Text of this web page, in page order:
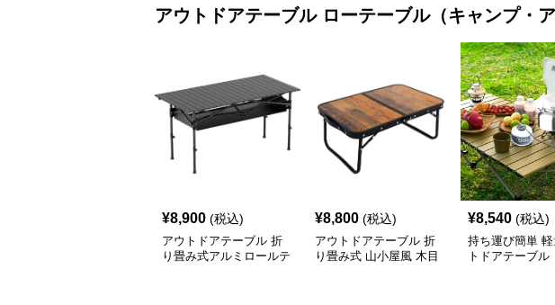
アウトドアテーブル ローテーブル（キャンプ・ア
¥8,900 (税込)
アウトドアテーブル 折
り畳み式アルミロールテ
¥8,800 (税込)
アウトドアテーブル 折
り畳み式 山小屋風 木目
¥8,540 (税込)
持ち運び簡単 軽
トドアテーブル